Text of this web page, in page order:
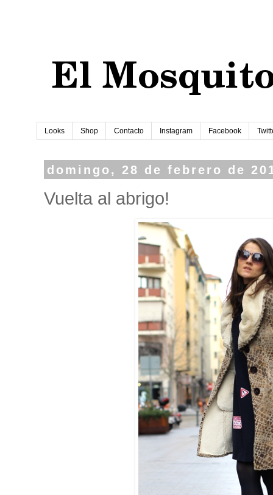
Looks Shop Contacto Instagram Facebook
domingo, 28 de febrero de
Vuelta al abrigo!